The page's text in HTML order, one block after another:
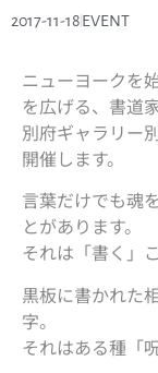
2017-11-18EVENT
ニューヨークを
を広げる、書道
別府ギャラリー
開催します。
言葉だけでも魂
とがあります。
それは「書く」
黒板に書かれた
字。
それはある種「